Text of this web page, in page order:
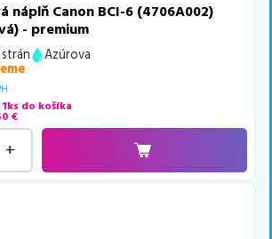
náplň Canon BCI-6 (4706A002)
- premium
Azúrova
do košíka
€
+